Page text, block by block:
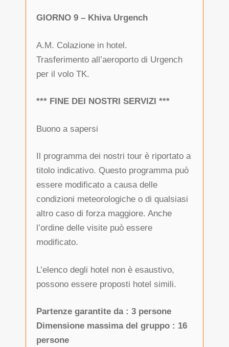
GIORNO 9 – Khiva Urgench
A.M. Colazione in hotel.
Trasferimento all’aeroporto di Urgench
per il volo TK.
*** FINE DEI NOSTRI SERVIZI ***
Buono a sapersi
Il programma dei nostri tour è riportato a
titolo indicativo. Questo programma può
essere modificato a causa delle
condizioni meteorologiche o di qualsiasi
altro caso di forza maggiore. Anche
l’ordine delle visite può essere
modificato.
L’elenco degli hotel non è esaustivo,
possono essere proposti hotel simili.
Partenze garantite da : 3 persone
Dimensione massima del gruppo : 16
persone